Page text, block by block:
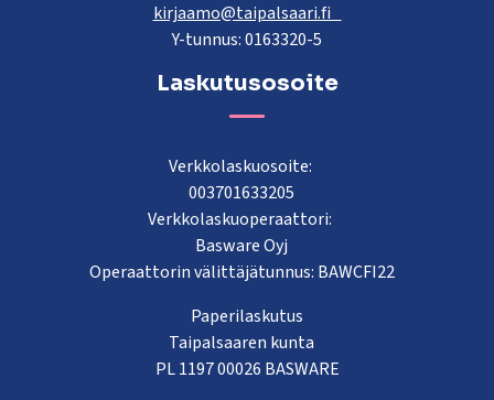
kirjaamo@taipalsaari.fi
Y-tunnus: 0163320-5
Laskutusosoite
Verkkolaskuosoite:
003701633205
Verkkolaskuoperaattori:
Basware Oyj
Operaattorin välittäjätunnus: BAWCFI22
Paperilaskutus
Taipalsaaren kunta
PL 1197 00026 BASWARE